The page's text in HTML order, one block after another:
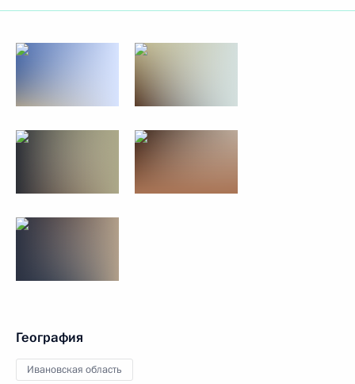
География
Ивановская область